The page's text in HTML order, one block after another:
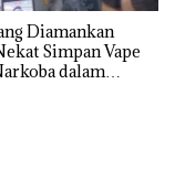
Diamankan
Simpan Vape
dalam